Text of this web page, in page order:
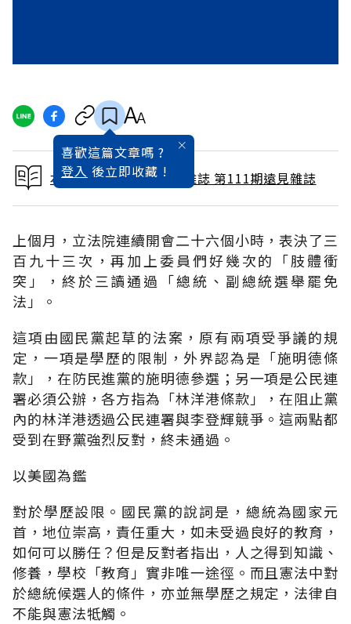
喜歡這篇文章嗎 ?
登入 後立即收藏 !
本文出自 1995 / 9月號雜誌 第111期遠見雜誌
上個月，立法院連續開會二十六個小時，表決了三
百九十三次，再加上委員們好幾次的「肢體衝
突」，終於三讀通過「總統、副總統選舉罷免
法」。
這項由國民黨起草的法案，原有兩項受爭議的規
定，一項是學歷的限制，外界認為是「施明德條
款」，在防民進黨的施明德參選；另一項是公民連
署必須公辦，各方指為「林洋港條款」，在阻止黨
內的林洋港透過公民連署與李登輝競爭。這兩點都
受到在野黨強烈反對，終未通過。
以美國為鑑
對於學歷設限。國民黨的說詞是，總統為國家元
首，地位崇高，責任重大，如未受過良好的教育，
如何可以勝任？但是反對者指出，人之得到知識、
修養，學校「教育」實非唯一途徑。而且憲法中對
於總統候選人的條件，亦並無學歷之規定，法律自
不能與憲法牴觸。